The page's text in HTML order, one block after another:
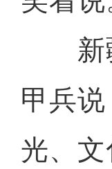
新疆
甲兵
光、